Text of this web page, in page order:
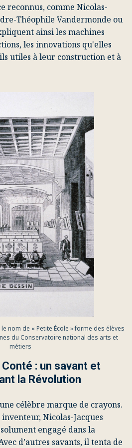
reconnus, comme Nicolas-
Théophile Vandermonde ou
ainsi les machines
les innovations qu'elles
utiles à leur construction et à
nom de « Petite École » forme des élèves
du Conservatoire national des arts et
métiers
: un savant et
la Révolution
célèbre marque de crayons.
Nicolas-Jacques
engagé dans la
d’autres savants, il tenta de